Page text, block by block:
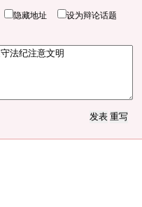
隐藏地址 设为辩论话题